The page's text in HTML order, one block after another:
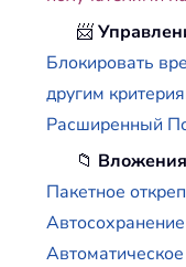
📨
Блокировать
другим
Расширенный
📁
Пакетное
Автосохранение